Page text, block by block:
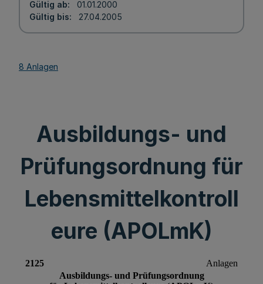
Gültig ab
01.01.2000
Gültig bis
27.04.2005
8 Anlagen
Ausbildungs- und
Prüfungsordnung für
Lebensmittelkontroll
eure (APOLmK)